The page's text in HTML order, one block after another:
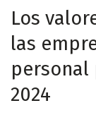
Los
las
personal
2024